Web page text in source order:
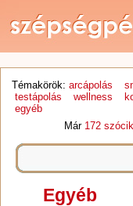
Témakörök: arcápolás
testápolás
wellness
egyéb
Már 172
Egyéb